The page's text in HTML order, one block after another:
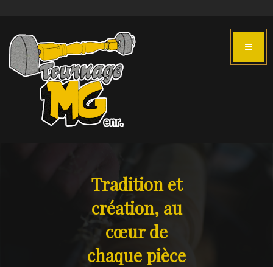
Tradition et
création, au
cœur de
chaque pièce